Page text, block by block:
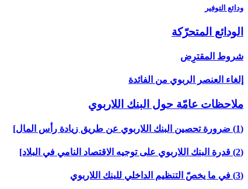
ودائع التوفير
الودائع المتحرّكة
شروط المقترِض
إلغاء العنصر الربوي من الفائدة
ملاحظات عامّة حول البنك اللاربوي‏
(1) ضرورة تحصين البنك اللاربوي عن طريق زيادة رأس المال‏]
(2) قدرة البنك اللاربوي على توجيه الاقتصاد النامي في البلاد]
(3) في ما يخصّ التنظيم الداخلي للبنك اللاربوي‏